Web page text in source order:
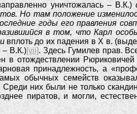
уничтожалась – В.К.)
Но там положение
годы его правления
в том, что Карл
вплоть до их падения в Х в.
– В.К.)[vii]. Здесь Гумилев прав.
отождествлении
принадлежность, а
обычных семейств
них были не только
пиратов, и могли,